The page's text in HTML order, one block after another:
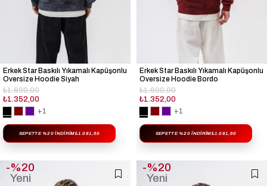
Erkek Star Baskılı Yıkamalı Kapüşonlu
Oversize Hoodie Siyah
₺1.352,00
₺1.690,00
+1
SEPETTE %20 İNDIRIM₺1.081,60
Erkek Star Baskılı Yıkamalı Kapüşonlu
Oversize Hoodie Bordo
₺1.352,00
₺1.690,00
+1
SEPETTE %20 İNDIRIM₺1.081,60
%20
Yeni
%20
Yeni